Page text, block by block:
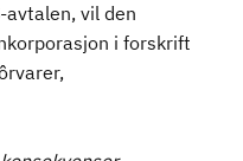
vil den
i forskrift